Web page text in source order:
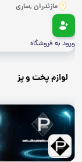
مازندران ,ساری
ورود به فروشگاه
لوازم پخت و پز